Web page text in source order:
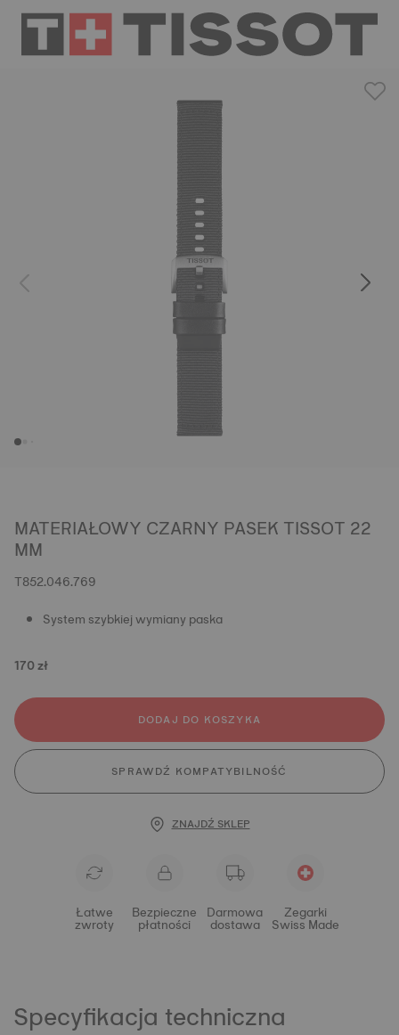
MATERIAŁOWY CZARNY PASEK TISSOT 22
MM
T852.046.769
System szybkiej wymiany paska
170 zł
DODAJ DO KOSZYKA
SPRAWDŹ KOMPATYBILNOŚĆ
ZNAJDŹ SKLEP
Łatwe
zwroty
Bezpieczne
płatności
Darmowa
dostawa
Zegarki
Swiss Made
Specyfikacja techniczna